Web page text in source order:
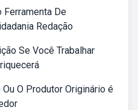
Ferramenta De
Redação
Se Você Trabalhar
O Produtor Originário é